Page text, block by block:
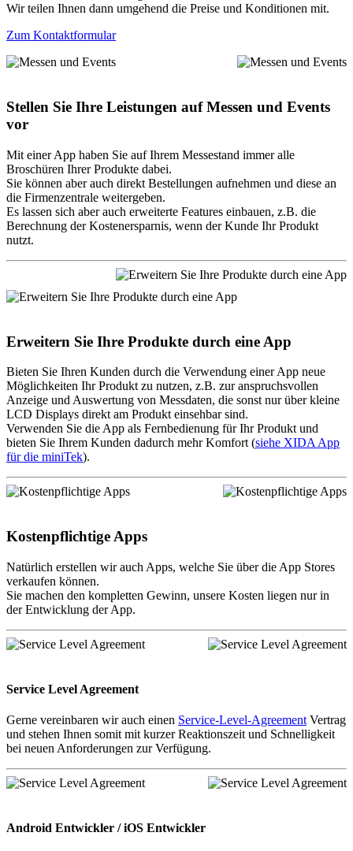
Wir teilen Ihnen dann umgehend die Preise und Konditionen mit.
Zum Kontaktformular
Stellen Sie Ihre Leistungen auf Messen und Events
vor
Mit einer App haben Sie auf Ihrem Messestand immer alle
Broschüren Ihrer Produkte dabei.
Sie können aber auch direkt Bestellungen aufnehmen und diese an
die Firmenzentrale weitergeben.
Es lassen sich aber auch erweiterte Features einbauen, z.B. die
Berechnung der Kostenersparnis, wenn der Kunde Ihr Produkt
nutzt.
Erweitern Sie Ihre Produkte durch eine App
Bieten Sie Ihren Kunden durch die Verwendung einer App neue
Möglichkeiten Ihr Produkt zu nutzen, z.B. zur anspruchsvollen
Anzeige und Auswertung von Messdaten, die sonst nur über kleine
LCD Displays direkt am Produkt einsehbar sind.
Verwenden Sie die App als Fernbedienung für Ihr Produkt und
bieten Sie Ihrem Kunden dadurch mehr Komfort (siehe XIDA App
für die miniTek).
Kostenpflichtige Apps
Natürlich erstellen wir auch Apps, welche Sie über die App Stores
verkaufen können.
Sie machen den kompletten Gewinn, unsere Kosten liegen nur in
der Entwicklung der App.
Service Level Agreement
Gerne vereinbaren wir auch einen Service-Level-Agreement Vertrag
und stehen Ihnen somit mit kurzer Reaktionszeit und Schnelligkeit
bei neuen Anforderungen zur Verfügung.
Android Entwickler / iOS Entwickler